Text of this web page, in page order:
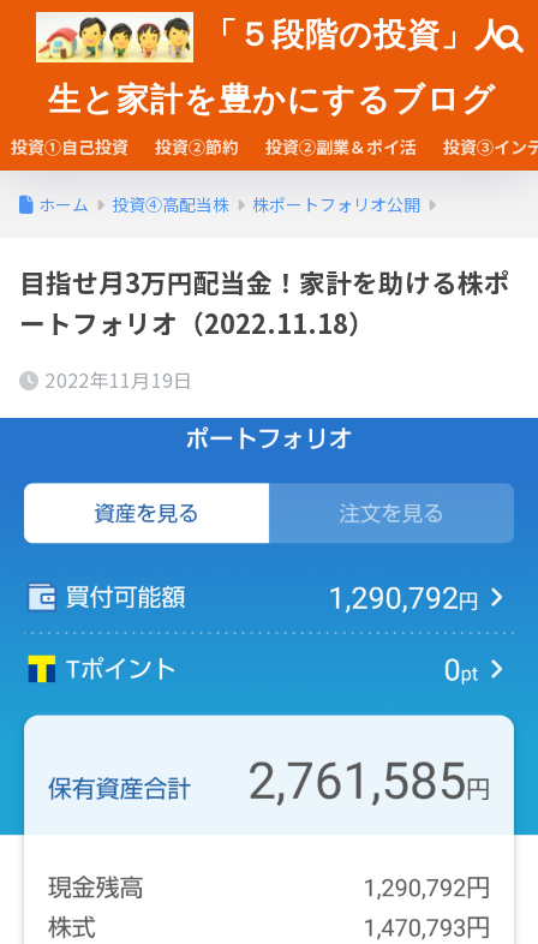
「５段階の投資」人
生と家計を豊かにするブログ
投資①自己投資 投資②節約 投資②副業＆ポイ活 投資③イン
ホーム 投資④高配当株 株ポートフォリオ公開
目指せ月3万円配当金！家計を助ける株ポ
ートフォリオ（2022.11.18）
2022年11月19日